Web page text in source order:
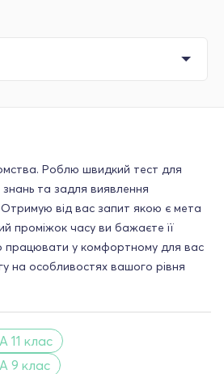
Роблю швидкий тест для
та задля виявлення
від вас запит якою є мета
проміжок часу ви бажаєте її
працювати у комфортному для вас
на особливостях вашого рівня
11 клас
9 клас